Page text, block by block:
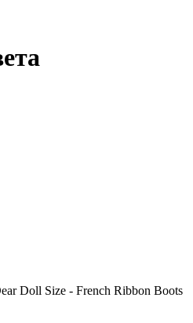
Doll Size - French Ribbon Boots